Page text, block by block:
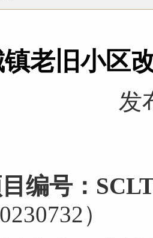
镇老旧小区
发
编号：
）